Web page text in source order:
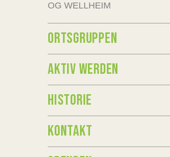
OG WELLHEIM
ORTSGRUPPEN
AKTIV WERDEN
HISTORIE
KONTAKT